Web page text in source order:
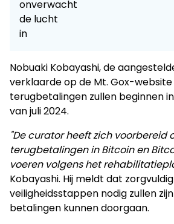
Nobuaki Kobayashi, de
verklaarde op de Mt. Gox-
terugbetalingen zullen beginnen
van juli 2024.
"De curator heeft zich voorbereid
terugbetalingen in Bitcoin en
voeren volgens het
Kobayashi. Hij meldt dat
veiligheidsstappen nodig zullen
betalingen kunnen doorgaan.